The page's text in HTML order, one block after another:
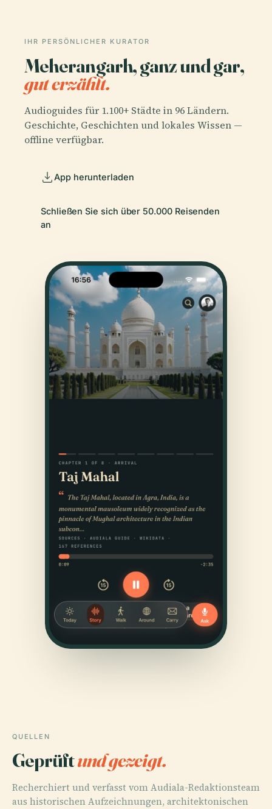
IHR PERSÖNLICHER KURATOR
Meherangarh, ganz und gar,
gut erzählt.
Audioguides für 1.100+ Städte in 96 Ländern.
Geschichte, Geschichten und lokales Wissen —
offline verfügbar.
App herunterladen
Schließen Sie sich über 50.000 Reisenden
an
QUELLEN
Geprüftund gezeigt.
Recherchiert und verfasst vom Audiala-Redaktionsteam
aus historischen Aufzeichnungen, architektonischen